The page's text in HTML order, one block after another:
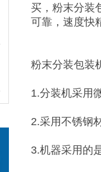
买，粉末分装
可靠，速度快
粉末分装包装
1.分装机采用
2.采用不锈钢
3.机器采用的